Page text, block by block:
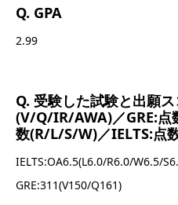
Q. GPA
2.99
Q. 受験した試験と出願
(V/Q/IR/AWA)／GRE:点
数(R/L/S/W)／IELTS:点
IELTS:OA6.5(L6.0/R6.0/W6.5/
GRE:311(V150/Q161)